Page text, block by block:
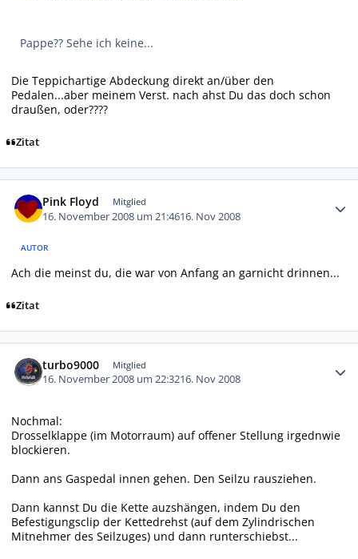
Pappe?? Sehe ich keine...
Die Teppichartige Abdeckung direkt an/über den
Pedalen...aber meinem Verst. nach ahst Du das doch schon
draußen, oder????
Zitat
Pink Floyd Mitglied
16. November 2008 um 21:4616. Nov 2008
AUTOR
Ach die meinst du, die war von Anfang an garnicht drinnen...
Zitat
turbo9000 Mitglied
16. November 2008 um 22:3216. Nov 2008
Nochmal:
Drosselklappe (im Motorraum) auf offener Stellung irgednwie
blockieren.
Dann ans Gaspedal innen gehen. Den Seilzu rausziehen.
Dann kannst Du die Kette auzshängen, indem Du den
Befestigungsclip der Kettedrehst (auf dem Zylindrischen
Mitnehmer des Seilzuges) und dann runterschiebst...